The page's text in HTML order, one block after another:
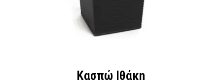
Κασπώ Ιθάκη